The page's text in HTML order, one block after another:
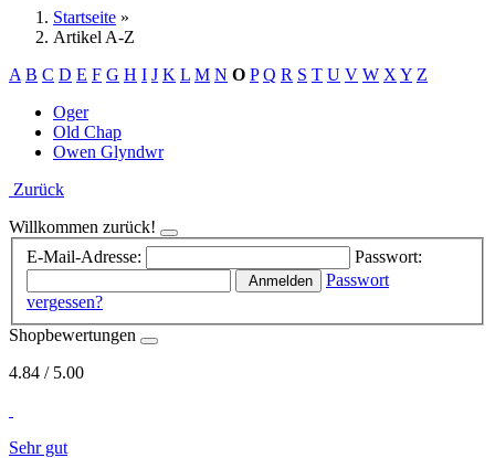
Startseite »
Artikel A-Z
A B C D E F G H I J K L M N O P Q R S T U V W X Y Z
Oger
Old Chap
Owen Glyndwr
Zurück
Willkommen zurück!
E-Mail-Adresse:
Passwort:
Anmelden
Passwort
vergessen?
Shopbewertungen
4.84 / 5.00
Sehr gut